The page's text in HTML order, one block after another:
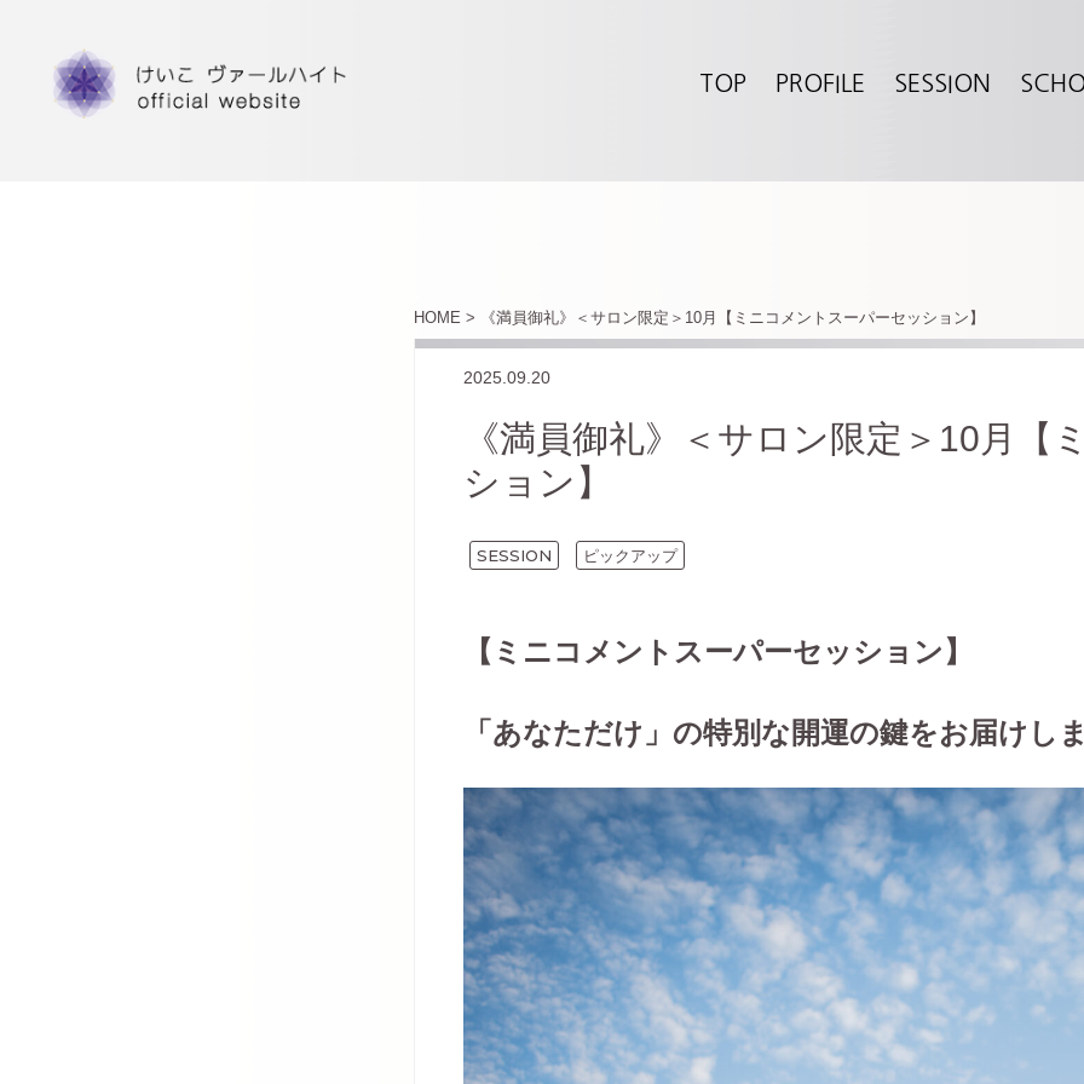
TOP PROFILE SESSION
HOME > 《満員御礼》＜サロン限定＞10月【ミニコメントスーパーセッション】
2025.09.20
《満員御礼》＜サロン限定＞10月【
ション】
SESSION ピックアップ
【ミニコメントスーパーセッション】
「あなただけ」の特別な開運の鍵をお届けし